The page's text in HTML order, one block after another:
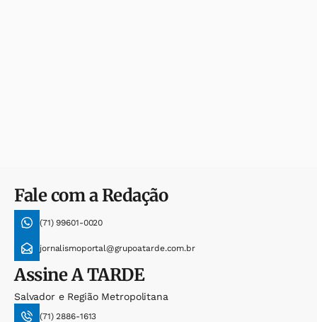
Fale com a Redação
(71) 99601-0020
jornalismoportal@grupoatarde.com.br
AssineA TARDE
Salvador e Região Metropolitana
(71) 2886-1613